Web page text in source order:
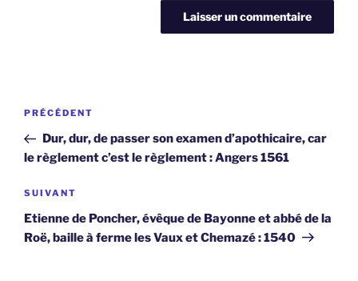
Navigation
l’article
Article
précédent
PRÉCÉDENT
Dur, dur, de passer son examen d’apothicaire, car
le règlement c’est le règlement : Angers 1561
Article
suivant
SUIVANT
Etienne de Poncher, évêque de Bayonne et abbé de la
Roë, baille à ferme les Vaux et Chemazé : 1540